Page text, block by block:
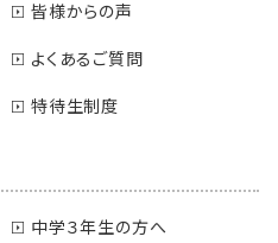
皆様からの声
よくあるご質問
特待生制度
中学３年生の方へ